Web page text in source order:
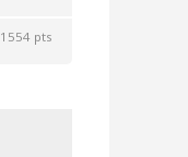
1554 pts